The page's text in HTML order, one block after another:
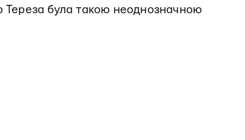
Тереза була такою неоднозначною